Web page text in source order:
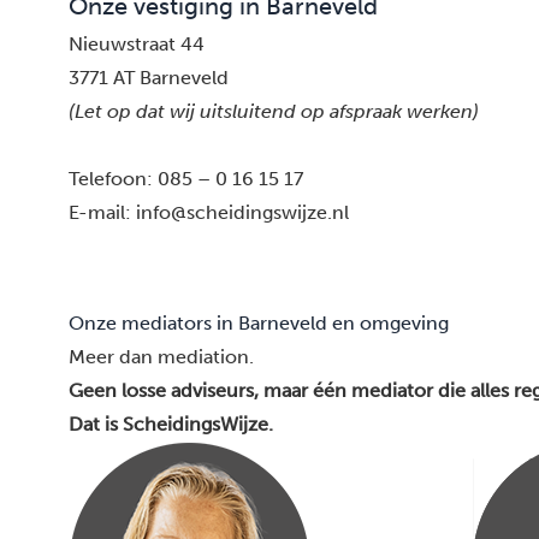
Onze vestiging in Barneveld
Nieuwstraat 44
3771 AT Barneveld
(Let op dat wij uitsluitend op afspraak werken)
Telefoon: 085 – 0 16 15 17
E-mail: info@scheidingswijze.nl
Onze mediators in Barneveld en omgeving
Meer dan mediation.
Geen losse adviseurs, maar één mediator die alles
Dat is ScheidingsWijze.